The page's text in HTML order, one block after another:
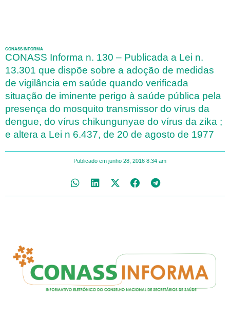
CONASS INFORMA
CONASS Informa n. 130 – Publicada a Lei n.
13.301 que dispõe sobre a adoção de medidas
de vigilância em saúde quando verificada
situação de iminente perigo à saúde pública pela
presença do mosquito transmissor do vírus da
dengue, do vírus chikungunyae do vírus da zika ;
e altera a Lei n 6.437, de 20 de agosto de 1977
Publicado em junho 28, 2016 8:34 am